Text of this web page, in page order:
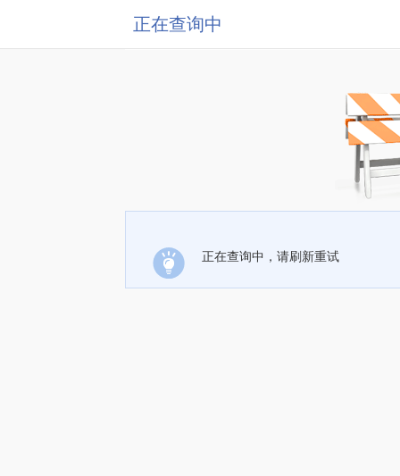
正在查询中
正在查询中，请刷新重试